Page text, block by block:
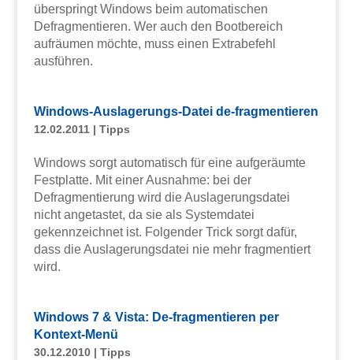
überspringt Windows beim automatischen
Defragmentieren. Wer auch den Bootbereich
aufräumen möchte, muss einen Extrabefehl
ausführen.
Windows-Auslagerungs-Datei de-fragmentieren
12.02.2011| Tipps
Windows sorgt automatisch für eine aufgeräumte
Festplatte. Mit einer Ausnahme: bei der
Defragmentierung wird die Auslagerungsdatei
nicht angetastet, da sie als Systemdatei
gekennzeichnet ist. Folgender Trick sorgt dafür,
dass die Auslagerungsdatei nie mehr fragmentiert
wird.
Windows 7 & Vista: De-fragmentieren per
Kontext-Menü
30.12.2010| Tipps